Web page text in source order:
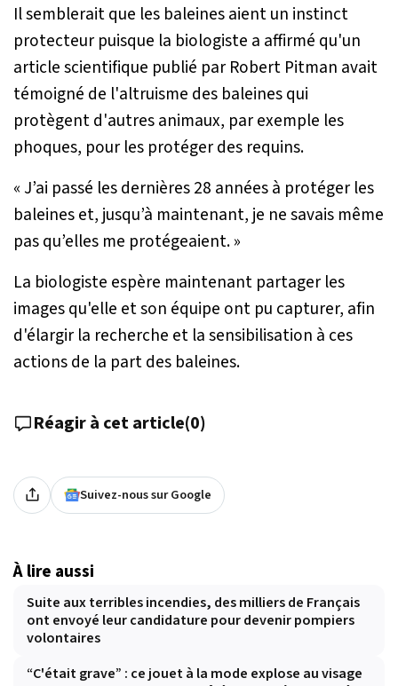
Il semblerait que les baleines aient un instinct
protecteur puisque la biologiste a affirmé qu'un
article scientifique publié par Robert Pitman avait
témoigné de l'altruisme des baleines qui
protègent d'autres animaux, par exemple les
phoques, pour les protéger des requins.
« J’ai passé les dernières 28 années à protéger les
baleines et, jusqu’à maintenant, je ne savais même
pas qu’elles me protégeaient.»
La biologiste espère maintenant partager les
images qu'elle et son équipe ont pu capturer, afin
d'élargir la recherche et la sensibilisation à ces
actions de la part des baleines.
Réagir à cet article(0)
Suivez-nous sur Google
À lire aussi
Suite aux terribles incendies, des milliers de Français
ont envoyé leur candidature pour devenir pompiers
volontaires
“C'était grave” : ce jouet à la mode explose au visage